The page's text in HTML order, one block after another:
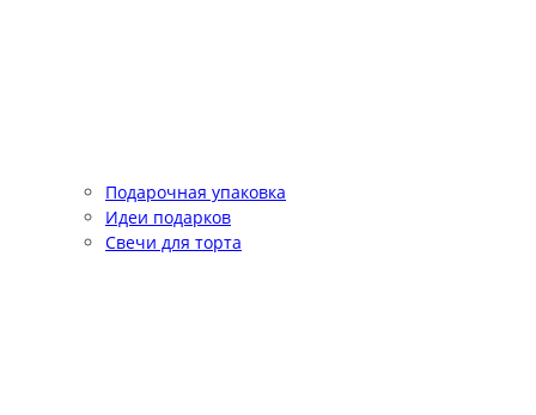
Подарочная упаковка
Идеи подарков
Свечи для торта